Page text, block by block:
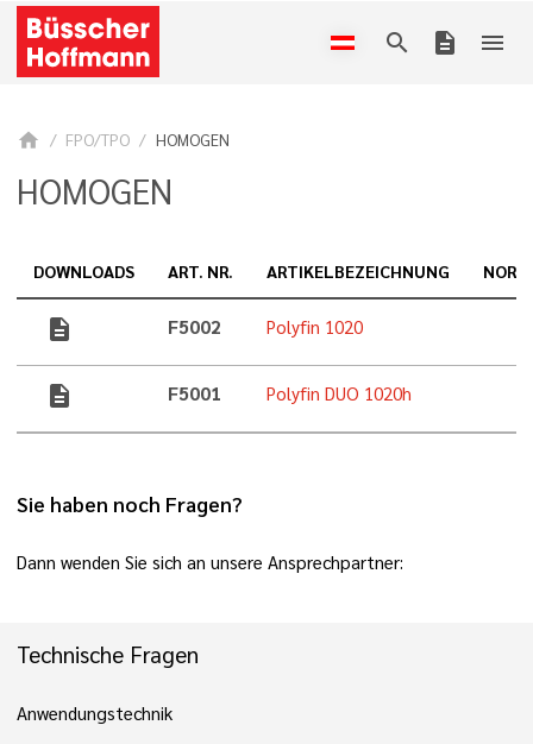
search description menu
home FPO/TPO HOMOGEN
HOMOGEN
DOWNLOADS ART. NR. ARTIKELBEZEICHNUNG
description F5002 Polyfin 1020
description F5001 Polyfin DUO 1020h
Sie haben noch Fragen?
Dann wenden Sie sich an unsere Ansprechpartner:
Technische Fragen
Anwendungstechnik